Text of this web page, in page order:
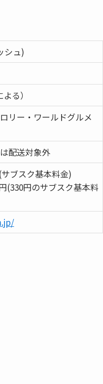
シュ)
る）
リー・ワールドグルメ
配送対象外
ブスク基本料金)
(330円のサブスク基本料